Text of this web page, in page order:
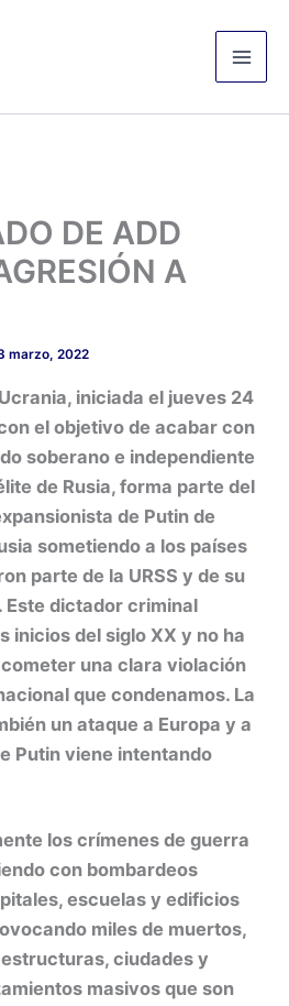
DE ADD
A
marzo, 2022
iniciada el jueves 24
el objetivo de acabar con
soberano e independiente
de Rusia, forma parte del
de Putin de
sometiendo a los países
parte de la URSS y de su
dictador criminal
inicios del siglo XX y no ha
una clara violación
que condenamos. La
un ataque a Europa y a
Putin viene intentando
los crímenes de guerra
con bombardeos
escuelas y edificios
miles de muertos,
ciudades y
masivos que son